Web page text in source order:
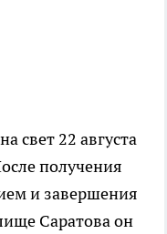
свет 22 августа
получения
и завершения
Саратова он